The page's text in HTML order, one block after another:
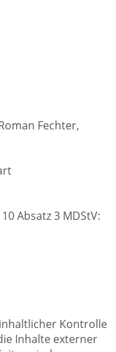
Fechter,
Absatz 3 MDStV:
Kontrolle
Inhalte externer